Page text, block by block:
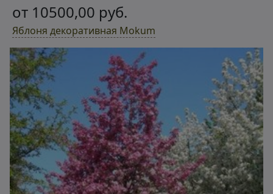
от 10500,00 руб.
Яблоня декоративная Mokum